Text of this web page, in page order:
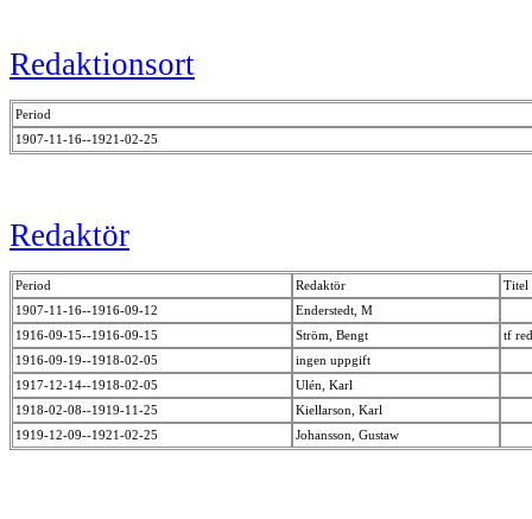
Redaktionsort
Period
1907-11-16--1921-02-25
Redaktör
Period Redaktör
Titel
1907-11-16--1916-09-12
Enderstedt, M
1916-09-15--1916-09-15
Ström, Bengt
tf
1916-09-19--1918-02-05
ingen uppgift
1917-12-14--1918-02-05
Ulén, Karl
1918-02-08--1919-11-25
Kiellarson, Karl
1919-12-09--1921-02-25
Johansson, Gustaw